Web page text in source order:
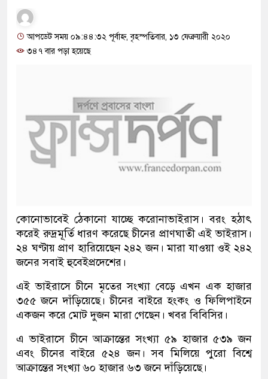
আপডেট সময় ০৯:৪৪:৩২ পূর্বাহ্ন, বৃহস্পতিবার, ১৩ ফেব্রুয়ারী ২০২০
৩৪৭ বার পড়া হয়েছে
কোনোভাবেই ঠেকানো যাচ্ছে করোনাভাইরাস। বরং হঠাৎ
করেই রুদ্রমূর্তি ধারণ করেছে চীনের প্রাণঘাতী এই ভাইরাস।
২৪ ঘণ্টায় প্রাণ হারিয়েছেন ২৪২ জন। মারা যাওয়া ওই ২৪২
জনের সবাই হুবেইপ্রদেশের।
এই ভাইরাসে চীনে মৃতের সংখ্যা বেড়ে এখন এক হাজার
৩৫৫ জনে দাঁড়িয়েছে। চীনের বাইরে হংকং ও ফিলিপাইনে
একজন করে মোট দুজন মারা গেছেন। খবর বিবিসির।
এ ভাইরাসে চীনে আক্রান্তের সংখ্যা ৫৯ হাজার ৫৩৯ জন
এবং চীনের বাইরে ৫২৪ জন। সব মিলিয়ে পুরো বিশ্বে
আক্রান্তের সংখ্যা ৬০ হাজার ৬৩ জনে দাঁড়িয়েছে।